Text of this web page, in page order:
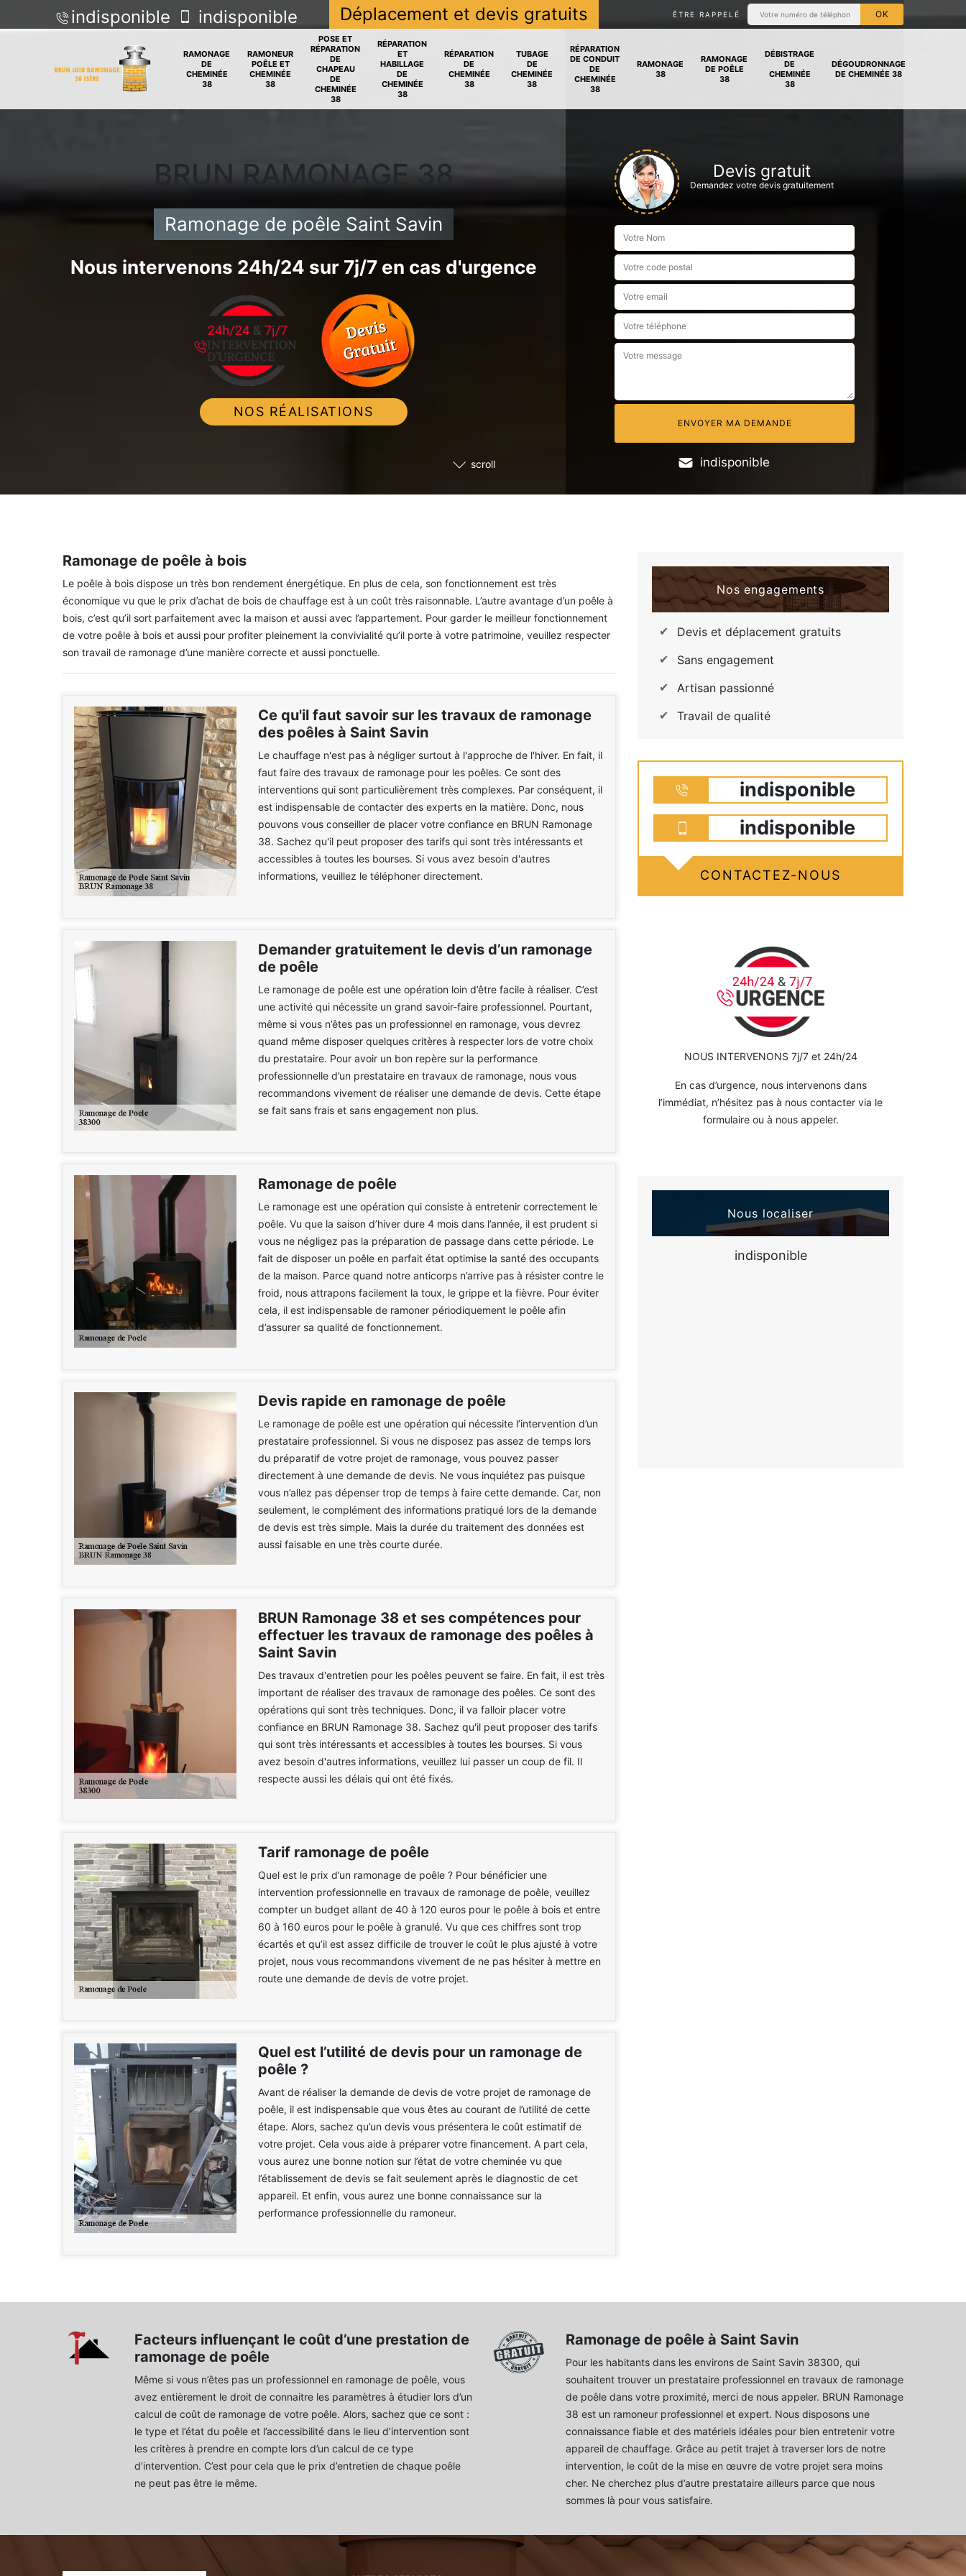
indisponible indisponible Déplacement et devis gratuits ÊTRE RAPPELÉ
RAMONAGE
DE
CHEMINÉE
38
RAMONEUR
POÊLE ET
CHEMINÉE
38
POSE ET
RÉPARATION
DE
CHAPEAU
DE
CHEMINÉE
38
RÉPARATION
ET
HABILLAGE
DE
CHEMINÉE
38
RÉPARATION
DE
CHEMINÉE
38
TUBAGE
DE
CHEMINÉE
38
RÉPARATION
DE CONDUIT
DE
CHEMINÉE
38
RAMONAGE
38
RAMONAGE
DE POÊLE
38
DÉBISTRAGE
DE
CHEMINÉE
38
DÉGOUDRONNAGE
DE CHEMINÉE 38
scroll
BRUN RAMONAGE 38
Ramonage de poêle Saint Savin
Nous intervenons 24h/24 sur 7j/7 en cas d'urgence
NOS RÉALISATIONS
Devis gratuit
Demandez votre devis gratuitement
indisponible
Ramonage de poêle à bois
Le poêle à bois dispose un très bon rendement énergétique. En plus de cela, son fonctionnement est très
économique vu que le prix d’achat de bois de chauffage est à un coût très raisonnable. L’autre avantage d’un poêle à
bois, c’est qu’il sort parfaitement avec la maison et aussi avec l’appartement. Pour garder le meilleur fonctionnement
de votre poêle à bois et aussi pour profiter pleinement la convivialité qu’il porte à votre patrimoine, veuillez respecter
son travail de ramonage d’une manière correcte et aussi ponctuelle.
Ce qu'il faut savoir sur les travaux de ramonage
des poêles à Saint Savin
Le chauffage n'est pas à négliger surtout à l'approche de l'hiver. En fait, il
faut faire des travaux de ramonage pour les poêles. Ce sont des
interventions qui sont particulièrement très complexes. Par conséquent, il
est indispensable de contacter des experts en la matière. Donc, nous
pouvons vous conseiller de placer votre confiance en BRUN Ramonage
38. Sachez qu'il peut proposer des tarifs qui sont très intéressants et
accessibles à toutes les bourses. Si vous avez besoin d'autres
informations, veuillez le téléphoner directement.
Demander gratuitement le devis d’un ramonage
de poêle
Le ramonage de poêle est une opération loin d’être facile à réaliser. C’est
une activité qui nécessite un grand savoir-faire professionnel. Pourtant,
même si vous n’êtes pas un professionnel en ramonage, vous devrez
quand même disposer quelques critères à respecter lors de votre choix
du prestataire. Pour avoir un bon repère sur la performance
professionnelle d’un prestataire en travaux de ramonage, nous vous
recommandons vivement de réaliser une demande de devis. Cette étape
se fait sans frais et sans engagement non plus.
Ramonage de poêle
Le ramonage est une opération qui consiste à entretenir correctement le
poêle. Vu que la saison d’hiver dure 4 mois dans l’année, il est prudent si
vous ne négligez pas la préparation de passage dans cette période. Le
fait de disposer un poêle en parfait état optimise la santé des occupants
de la maison. Parce quand notre anticorps n’arrive pas à résister contre le
froid, nous attrapons facilement la toux, le grippe et la fièvre. Pour éviter
cela, il est indispensable de ramoner périodiquement le poêle afin
d’assurer sa qualité de fonctionnement.
Devis rapide en ramonage de poêle
Le ramonage de poêle est une opération qui nécessite l’intervention d’un
prestataire professionnel. Si vous ne disposez pas assez de temps lors
du préparatif de votre projet de ramonage, vous pouvez passer
directement à une demande de devis. Ne vous inquiétez pas puisque
vous n’allez pas dépenser trop de temps à faire cette demande. Car, non
seulement, le complément des informations pratiqué lors de la demande
de devis est très simple. Mais la durée du traitement des données est
aussi faisable en une très courte durée.
BRUN Ramonage 38 et ses compétences pour
effectuer les travaux de ramonage des poêles à
Saint Savin
Des travaux d'entretien pour les poêles peuvent se faire. En fait, il est très
important de réaliser des travaux de ramonage des poêles. Ce sont des
opérations qui sont très techniques. Donc, il va falloir placer votre
confiance en BRUN Ramonage 38. Sachez qu'il peut proposer des tarifs
qui sont très intéressants et accessibles à toutes les bourses. Si vous
avez besoin d'autres informations, veuillez lui passer un coup de fil. Il
respecte aussi les délais qui ont été fixés.
Tarif ramonage de poêle
Quel est le prix d’un ramonage de poêle ? Pour bénéficier une
intervention professionnelle en travaux de ramonage de poêle, veuillez
compter un budget allant de 40 à 120 euros pour le poêle à bois et entre
60 à 160 euros pour le poêle à granulé. Vu que ces chiffres sont trop
écartés et qu’il est assez difficile de trouver le coût le plus ajusté à votre
projet, nous vous recommandons vivement de ne pas hésiter à mettre en
route une demande de devis de votre projet.
Quel est l’utilité de devis pour un ramonage de
poêle ?
Avant de réaliser la demande de devis de votre projet de ramonage de
poêle, il est indispensable que vous êtes au courant de l’utilité de cette
étape. Alors, sachez qu’un devis vous présentera le coût estimatif de
votre projet. Cela vous aide à préparer votre financement. A part cela,
vous aurez une bonne notion sur l’état de votre cheminée vu que
l’établissement de devis se fait seulement après le diagnostic de cet
appareil. Et enfin, vous aurez une bonne connaissance sur la
performance professionnelle du ramoneur.
Nos engagements
Devis et déplacement gratuits
Sans engagement
Artisan passionné
Travail de qualité
indisponible
indisponible
CONTACTEZ-NOUS
NOUS INTERVENONS 7j/7 et 24h/24
En cas d’urgence, nous intervenons dans
l’immédiat, n’hésitez pas à nous contacter via le
formulaire ou à nous appeler.
Nous localiser
indisponible
Facteurs influençant le coût d’une prestation de
ramonage de poêle
Même si vous n’êtes pas un professionnel en ramonage de poêle, vous
avez entièrement le droit de connaitre les paramètres à étudier lors d’un
calcul de coût de ramonage de votre poêle. Alors, sachez que ce sont :
le type et l’état du poêle et l’accessibilité dans le lieu d’intervention sont
les critères à prendre en compte lors d’un calcul de ce type
d’intervention. C’est pour cela que le prix d’entretien de chaque poêle
ne peut pas être le même.
Ramonage de poêle à Saint Savin
Pour les habitants dans les environs de Saint Savin 38300, qui
souhaitent trouver un prestataire professionnel en travaux de ramonage
de poêle dans votre proximité, merci de nous appeler. BRUN Ramonage
38 est un ramoneur professionnel et expert. Nous disposons une
connaissance fiable et des matériels idéales pour bien entretenir votre
appareil de chauffage. Grâce au petit trajet à traverser lors de notre
intervention, le coût de la mise en œuvre de votre projet sera moins
cher. Ne cherchez plus d’autre prestataire ailleurs parce que nous
sommes là pour vous satisfaire.